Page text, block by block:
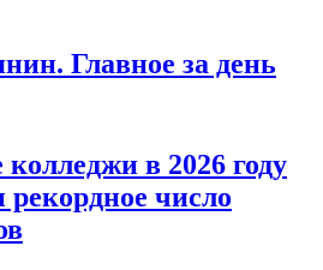
Главное за день
в 2026 году
рекордное число